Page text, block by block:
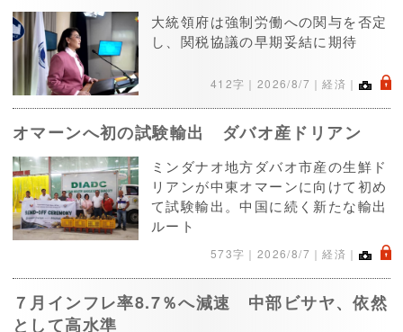
大統領府は強制労働への関与を否定
し、関税協議の早期妥結に期待
412字｜ 2026/8/7 ｜経済｜ .
オマーンへ初の試験輸出 ダバオ産ドリアン
ミンダナオ地方ダバオ市産の生鮮ド
リアンが中東オマーンに向けて初め
て試験輸出。中国に続く新たな輸出
ルート
573字｜ 2026/8/7 ｜経済｜ .
７月インフレ率8.7％へ減速 中部ビサヤ、依然
として高水準